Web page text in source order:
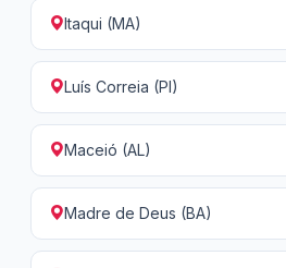
Itaqui (MA)
Luís Correia (PI)
Maceió (AL)
Madre de Deus (BA)